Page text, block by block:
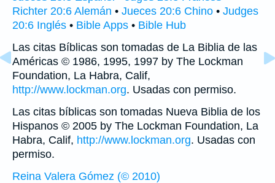
Richter 20:6 Alemán • Jueces 20:6 Chino • Judges
20:6 Inglés • Bible Apps • Bible Hub
Las citas Bíblicas son tomadas de La Biblia de las
Américas © 1986, 1995, 1997 by The Lockman
Foundation, La Habra, Calif,
http://www.lockman.org. Usadas con permiso.
Las citas bíblicas son tomadas Nueva Biblia de los
Hispanos © 2005 by The Lockman Foundation, La
Habra, Calif, http://www.lockman.org. Usadas con
permiso.
Reina Valera Gómez (© 2010)